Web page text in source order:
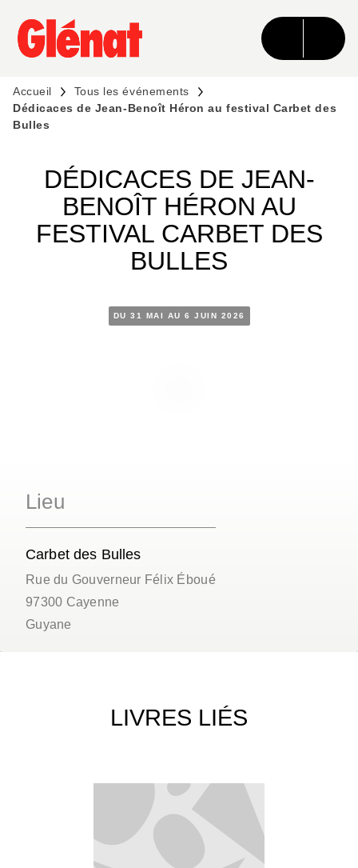
MENU RECHERCHE CONTENU
PIED DE PAGE
Accueil
Tous les événements
Dédicaces de Jean-Benoît Héron au festival Carbet des
Bulles
DÉDICACES DE JEAN-
BENOÎT HÉRON AU
FESTIVAL CARBET DES
BULLES
DU 31 MAI AU 6 JUIN 2026
Lieu
Carbet des Bulles
Rue du Gouverneur Félix Éboué
97300 Cayenne
Guyane
LIVRES LIÉS